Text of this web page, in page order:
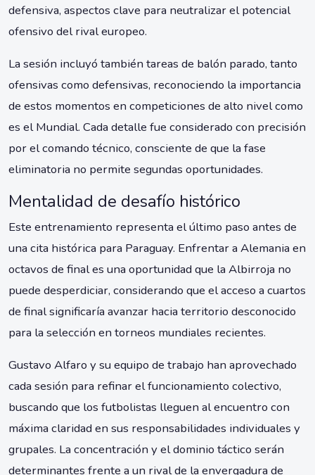
defensiva, aspectos clave para neutralizar el potencial
ofensivo del rival europeo.
La sesión incluyó también tareas de balón parado, tanto
ofensivas como defensivas, reconociendo la importancia
de estos momentos en competiciones de alto nivel como
es el Mundial. Cada detalle fue considerado con precisión
por el comando técnico, consciente de que la fase
eliminatoria no permite segundas oportunidades.
Mentalidad de desafío histórico
Este entrenamiento representa el último paso antes de
una cita histórica para Paraguay. Enfrentar a Alemania en
octavos de final es una oportunidad que la Albirroja no
puede desperdiciar, considerando que el acceso a cuartos
de final significaría avanzar hacia territorio desconocido
para la selección en torneos mundiales recientes.
Gustavo Alfaro y su equipo de trabajo han aprovechado
cada sesión para refinar el funcionamiento colectivo,
buscando que los futbolistas lleguen al encuentro con
máxima claridad en sus responsabilidades individuales y
grupales. La concentración y el dominio táctico serán
determinantes frente a un rival de la envergadura de